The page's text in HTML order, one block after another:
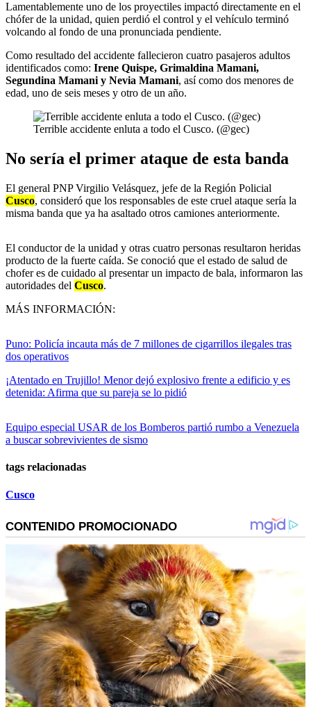
Lamentablemente uno de los proyectiles impactó directamente en el
chófer de la unidad, quien perdió el control y el vehículo terminó
volcando al fondo de una pronunciada pendiente.
Como resultado del accidente fallecieron cuatro pasajeros adultos
identificados como: Irene Quispe, Grimaldina Mamani,
Segundina Mamani y Nevia Mamani, así como dos menores de
edad, uno de seis meses y otro de un año.
Terrible accidente enluta a todo el Cusco. (@gec)
No sería el primer ataque de esta banda
El general PNP Virgilio Velásquez, jefe de la Región Policial
Cusco, consideró que los responsables de este cruel ataque sería la
misma banda que ya ha asaltado otros camiones anteriormente.
El conductor de la unidad y otras cuatro personas resultaron heridas
producto de la fuerte caída. Se conoció que el estado de salud de
chofer es de cuidado al presentar un impacto de bala, informaron las
autoridades del Cusco.
MÁS INFORMACIÓN:
Puno: Policía incauta más de 7 millones de cigarrillos ilegales tras
dos operativos
¡Atentado en Trujillo! Menor dejó explosivo frente a edificio y es
detenida: Afirma que su pareja se lo pidió
Equipo especial USAR de los Bomberos partió rumbo a Venezuela
a buscar sobrevivientes de sismo
tags relacionadas
Cusco